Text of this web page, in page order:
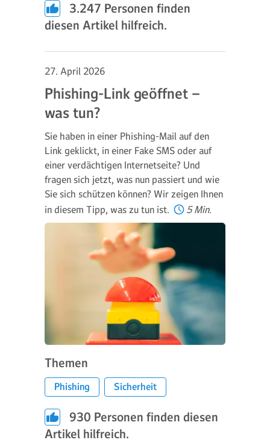
3.247 Personen finden
diesen Artikel hilfreich.
27. April 2026
Phishing-Link geöffnet –
was tun?
Sie haben in einer Phishing-Mail auf den
Link geklickt, in einer Fake SMS oder auf
einer verdächtigen Internetseite? Und
fragen sich jetzt, was nun passiert und wie
Sie sich schützen können? Wir zeigen Ihnen
in diesem Tipp, was zu tun ist.
5 Min.
Themen
Phishing Sicherheit
930 Personen finden diesen
Artikel hilfreich.